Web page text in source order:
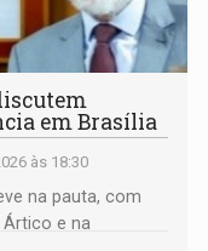
em Brasília
às 18:30
na pauta, com
Ártico e na